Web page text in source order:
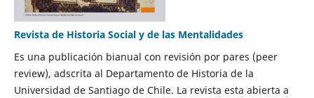
Revista de Historia Social y de las Mentalidades
Es una publicación bianual con revisión por pares (peer
review), adscrita al Departamento de Historia de la
Universidad de Santiago de Chile. La revista esta abierta a